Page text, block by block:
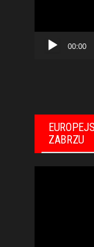
00:00
ZABRZU